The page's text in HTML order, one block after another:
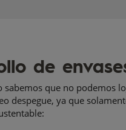
de
que no podemos
despegue, ya que